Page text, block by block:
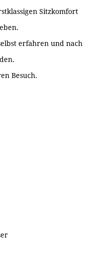
Sitzkomfort
erfahren und nach
Besuch.